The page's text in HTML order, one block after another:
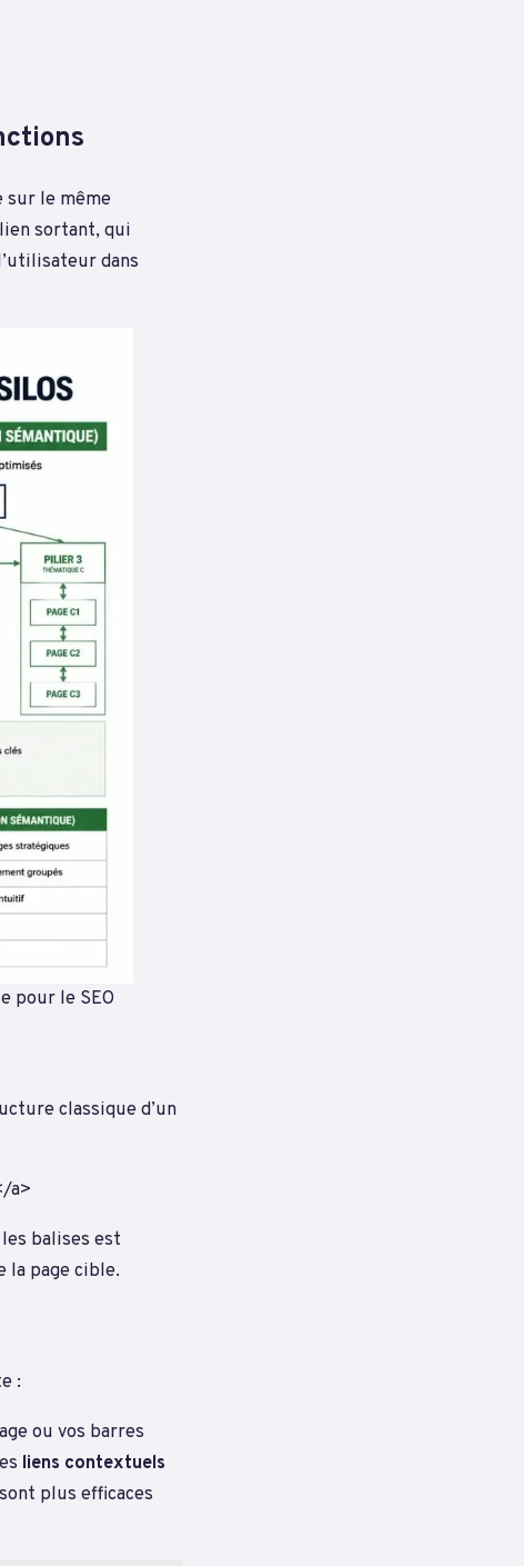
sur le même
sortant, qui
dans
pour le SEO
classique d’un
a>
balises est
la page cible.
:
ou vos barres
liens contextuels
plus efficaces